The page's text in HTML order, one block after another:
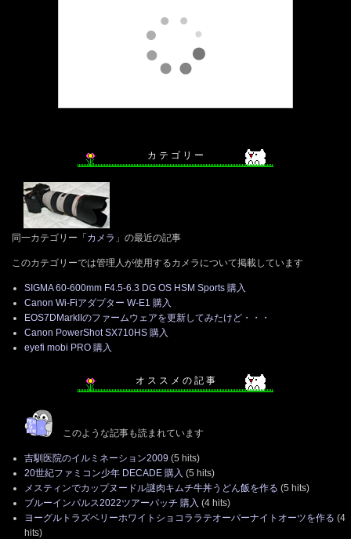
カ テ ゴ リ ー
同一カテゴリー「カメラ 」の最近の記事
このカテゴリーでは管理人が使用するカメラについて掲載しています
SIGMA 60-600mm F4.5-6.3 DG OS HSM Sports 購入
Canon Wi-Fiアダプター W-E1 購入
EOS7DMarkIIのファームウェアを更新してみたけど・・・
Canon PowerShot SX710HS 購入
eyefi mobi PRO 購入
オ ス ス メ の 記 事
このような記事も読まれています
吉馴医院のイルミネーション2009 (5 hits)
20世紀ファミコン少年 DECADE 購入 (5 hits)
メスティンでカップヌードル謎肉キムチ牛丼うどん飯を作る (5 hits)
ブルーインパルス2022ツアーパッチ 購入 (4 hits)
ヨーグルトラズベリーホワイトショコララテオーバーナイトオーツを作る (4
hits)